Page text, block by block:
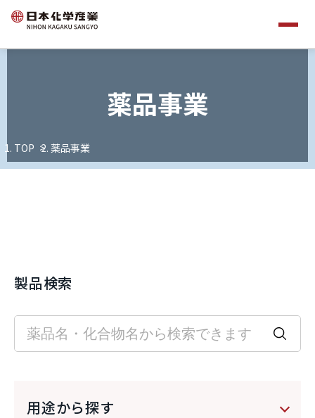
薬品事業
TOP 薬品事業
製品検索
用途から探す